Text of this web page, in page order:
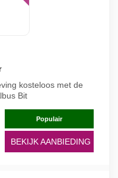
kosteloos met de
Bit
Populair
BEKIJK AANBIEDING